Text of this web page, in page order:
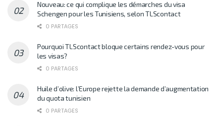
Nouveau: ce qui complique les démarches du visa
Schengen pour les Tunisiens, selon TLScontact
0 PARTAGES
Pourquoi TLScontact bloque certains rendez-vous pour
les visas?
0 PARTAGES
Huile d’olive: l’Europe rejette la demande d’augmentation
du quota tunisien
0 PARTAGES